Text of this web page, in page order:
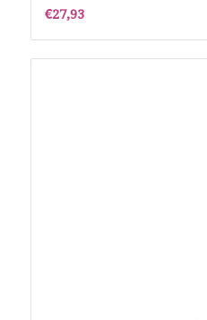
€27,93